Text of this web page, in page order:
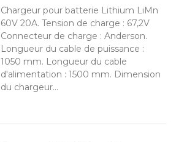
Chargeur pour batterie Lithium LiMn
60V 20A. Tension de charge : 67,2V
Connecteur de charge : Anderson.
Longueur du cable de puissance :
1050 mm. Longueur du cable
d'alimentation : 1500 mm. Dimension
du chargeur...